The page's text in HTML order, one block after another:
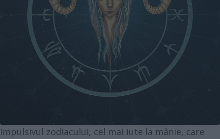
Impulsivul zodiacului, cel mai iute la mânie, care